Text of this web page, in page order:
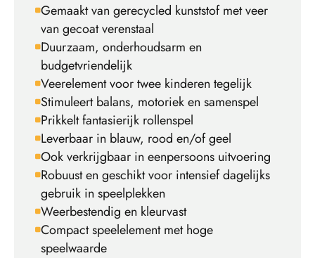
Gemaakt van gerecycled kunststof met veer
van gecoat verenstaal
Duurzaam, onderhoudsarm en
budgetvriendelijk
Veerelement voor twee kinderen tegelijk
Stimuleert balans, motoriek en samenspel
Prikkelt fantasierijk rollenspel
Leverbaar in blauw, rood en/of geel
Ook verkrijgbaar in eenpersoons uitvoering
Robuust en geschikt voor intensief dagelijks
gebruik in speelplekken
Weerbestendig en kleurvast
Compact speelelement met hoge
speelwaarde